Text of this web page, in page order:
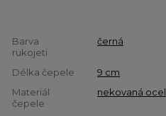
Barva
rukojeti
černá
Délka čepele
9 cm
Materiál
čepele
nekovaná ocel